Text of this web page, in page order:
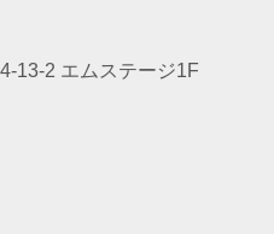
13-2 エムステージ1F